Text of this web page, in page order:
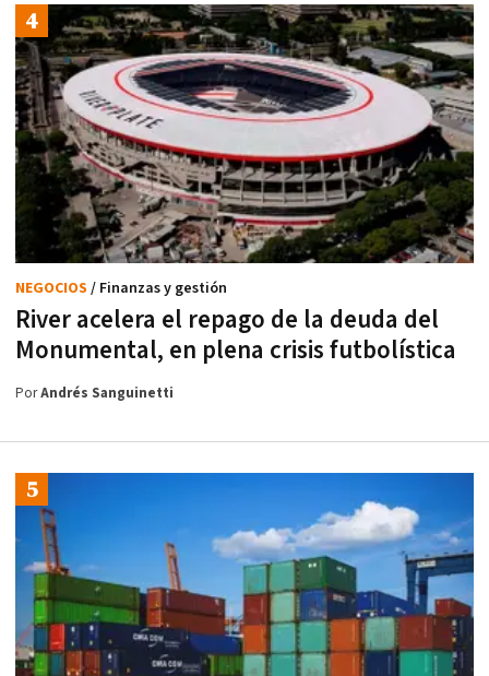
River acelera el repago de la deuda del
Monumental, en plena crisis futbolística
NEGOCIOS / Finanzas y gestión
PorAndrés Sanguinetti